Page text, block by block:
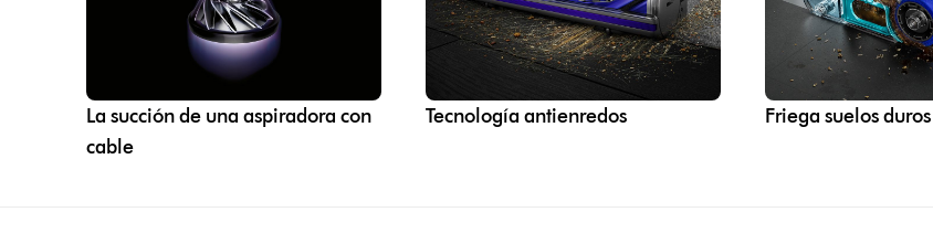
La succión de una aspiradora con
cable
Tecnología antienredos Friega suelos duros